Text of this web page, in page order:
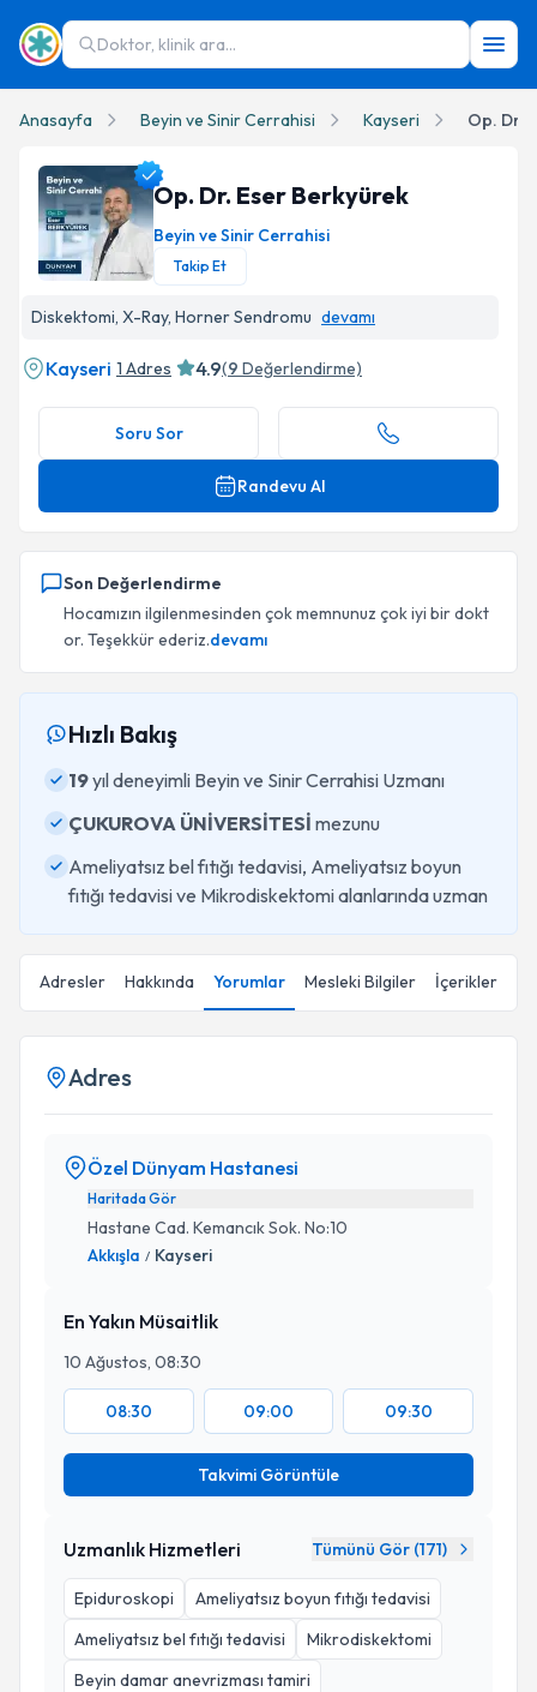
Doktor, klinik ara...
Anasayfa Beyin ve Sinir Cerrahisi Kayseri Op. Dr.
Op. Dr. Eser Berkyürek
Beyin ve Sinir Cerrahisi
Takip Et
Diskektomi, X-Ray, Horner Sendromu devamı
Kayseri 1 Adres 4.9(9 Değerlendirme)
Soru Sor
Randevu Al
Son Değerlendirme
Hocamızın ilgilenmesinden çok memnunuz çok iyi bir dokt
or. Teşekkür ederiz.devamı
Hızlı Bakış
19yıl deneyimli Beyin ve Sinir Cerrahisi Uzmanı
ÇUKUROVA ÜNİVERSİTESİ mezunu
Ameliyatsız bel fıtığı tedavisi, Ameliyatsız boyun
fıtığı tedavisi ve Mikrodiskektomi alanlarında uzman
Adresler Hakkında Yorumlar Mesleki Bilgiler İçerikler
Adres
Özel Dünyam Hastanesi
Haritada Gör
Hastane Cad. Kemancık Sok. No:10
Akkışla / Kayseri
En Yakın Müsaitlik
10 Ağustos, 08:30
08:30 09:00 09:30
Takvimi Görüntüle
Uzmanlık Hizmetleri Tümünü Gör (171)
Epiduroskopi
Ameliyatsız boyun fıtığı tedavisi
Ameliyatsız bel fıtığı tedavisi
Mikrodiskektomi
Beyin damar anevrizması tamiri